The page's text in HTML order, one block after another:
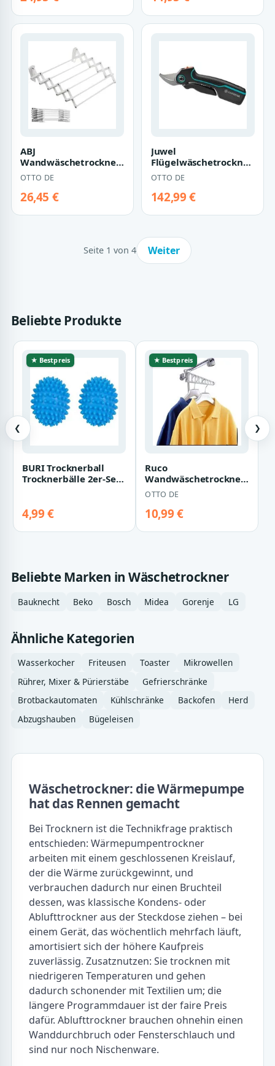
Flügel…
ABJ
Wandwäschetrockner,
Wandwäschetrockner
Teleskop
Wäschetrockner für…
OTTO DE
26,45 €
Juwel
Flügelwäschetrockner
Wäscheständer
höhenverstellbar
Standtrockne…
OTTO DE
142,99 €
Seite 1 von 4 Weiter
Beliebte Produkte
❮
★ Bestpreis
BURI Trocknerball
Trocknerbälle 2er-Set
4,99 €
★ Bestpreis
Ruco
Wandwäschetrockner
Duschkabinen-
Wäschetrockner,
Trockner, Wandkle…
OTTO DE
10,99 €
❯
Beliebte Marken in Wäschetrockner
Bauknecht Beko Bosch Midea Gorenje LG
Ähnliche Kategorien
Wasserkocher Friteusen Toaster
Mikrowellen
Rührer, Mixer & Pürierstäbe
Gefrierschränke
Brotbackautomaten
Kühlschränke Backofen
Herd
Abzugshauben
Bügeleisen
Wäschetrockner: die Wärmepumpe
hat das Rennen gemacht
Bei Trocknern ist die Technikfrage praktisch
entschieden: Wärmepumpentrockner
arbeiten mit einem geschlossenen Kreislauf,
der die Wärme zurückgewinnt, und
verbrauchen dadurch nur einen Bruchteil
dessen, was klassische Kondens- oder
Ablufttrockner aus der Steckdose ziehen – bei
einem Gerät, das wöchentlich mehrfach läuft,
amortisiert sich der höhere Kaufpreis
zuverlässig. Zusatznutzen: Sie trocknen mit
niedrigeren Temperaturen und gehen
dadurch schonender mit Textilien um; die
längere Programmdauer ist der faire Preis
dafür. Ablufttrockner brauchen ohnehin einen
Wanddurchbruch oder Fensterschlauch und
sind nur noch Nischenware.